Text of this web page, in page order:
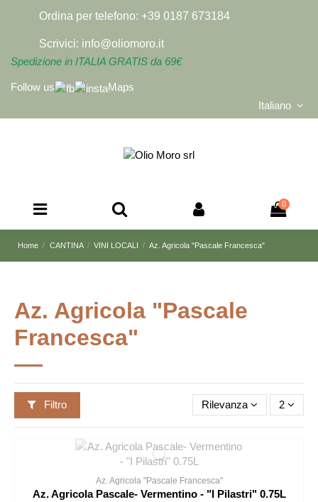
Ordina per telefono: +39 0187 673184
Scrivici: info@oliomoro.it
Spedizione in ITALIA GRATIS da 69€
Follow us
Maps
Italiano
0
Home CANTINA VINI LOCALI Az. Agricola "Pascale Francesca"
Az. Agricola "Pascale
Francesca"
Filtro Rilevanza 2
Az. Agricola "Pascale Francesca"
Az. Agricola Pascale- Vermentino - "I Pilastri" 0.75L